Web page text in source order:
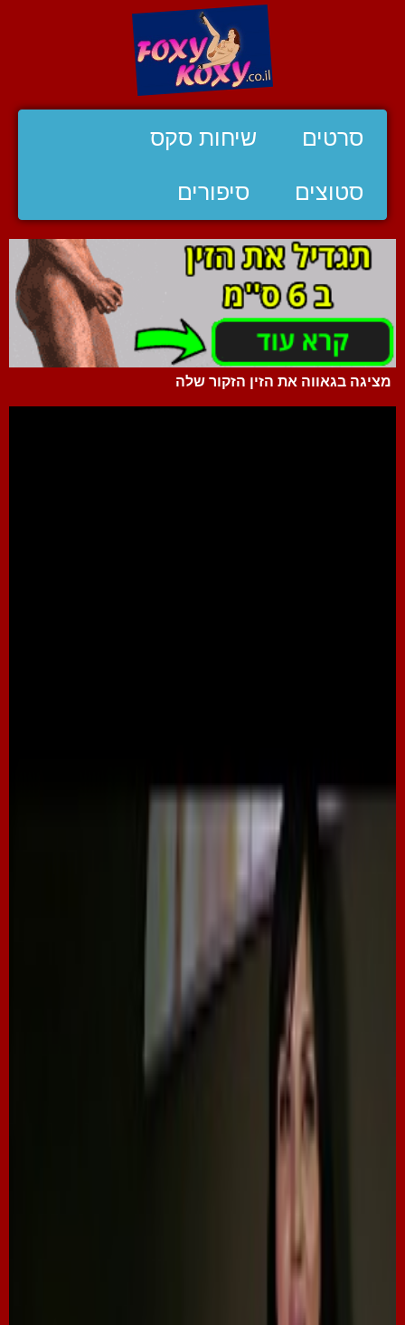
סרטים שיחות סקס
סטוצים סיפורים
מציגה בגאווה את הזין הזקור שלה